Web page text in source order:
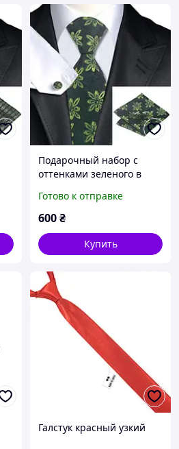
Подарочный набор с
оттенками зеленого в
Готово к отправке
600₴
Купить
Галстук красный узкий